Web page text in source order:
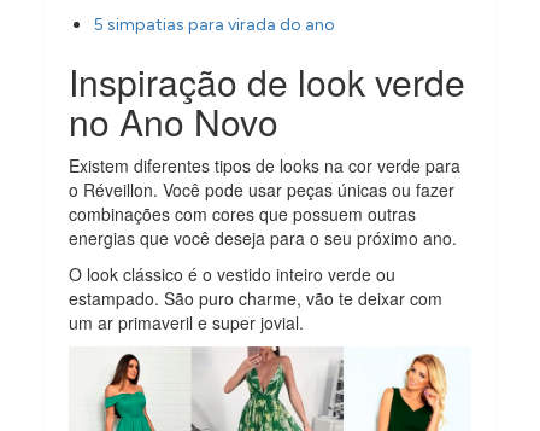
5 simpatias para virada do ano
Inspiração de look verde
no Ano Novo
Existem diferentes tipos de looks na cor verde para
o Réveillon. Você pode usar peças únicas ou fazer
combinações com cores que possuem outras
energias que você deseja para o seu próximo ano.
O look clássico é o vestido inteiro verde ou
estampado. São puro charme, vão te deixar com
um ar primaveril e super jovial.